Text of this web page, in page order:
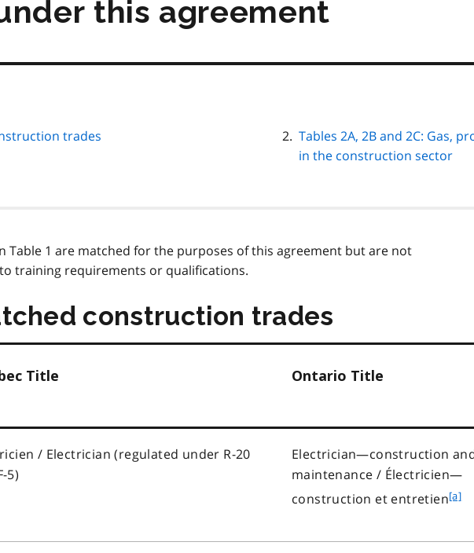
this agreement
trades
Tables 2A, 2B and 2C: Gas,
in the construction sector
Table 1 are matched for the purposes of this agreement but are not
training requirements or qualifications.
construction trades
Title Ontario Title
/ Electrician (regulated under R-20
5)
Electrician—construction
maintenance / Électricien—
construction et entretienf[a]